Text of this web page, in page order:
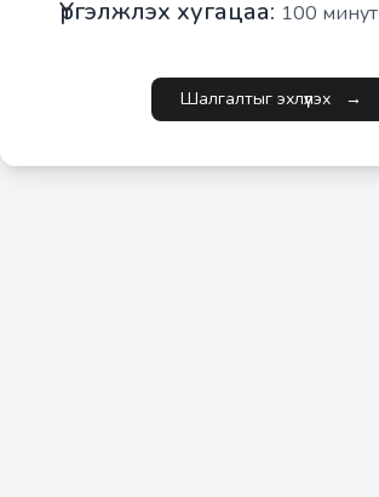
Үргэлжлэх хугацаа: 100 минут
Шалгалтыг эхлүүлэх →